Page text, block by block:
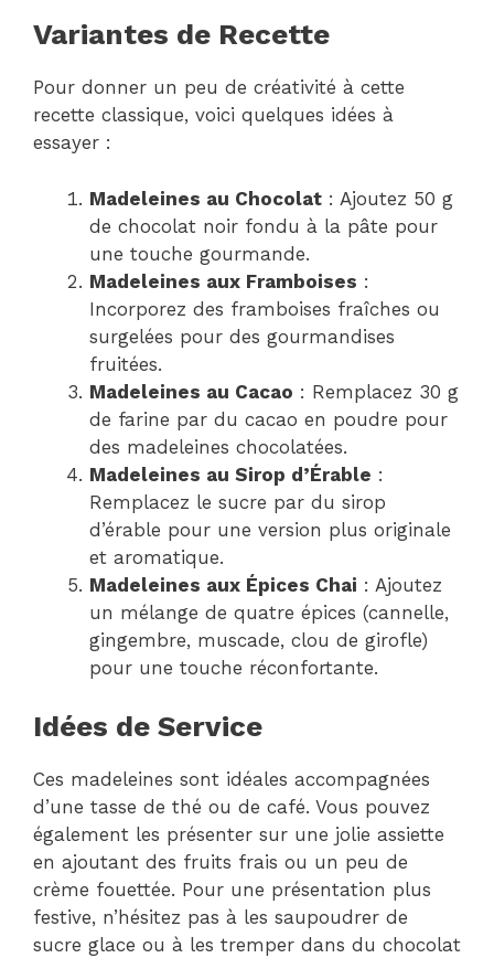
Variantes de Recette
Pour donner un peu de créativité à cette
recette classique, voici quelques idées à
essayer :
Madeleines au Chocolat : Ajoutez 50 g
de chocolat noir fondu à la pâte pour
une touche gourmande.
Madeleines aux Framboises :
Incorporez des framboises fraîches ou
surgelées pour des gourmandises
fruitées.
Madeleines au Cacao : Remplacez 30 g
de farine par du cacao en poudre pour
des madeleines chocolatées.
Madeleines au Sirop d’Érable :
Remplacez le sucre par du sirop
d’érable pour une version plus originale
et aromatique.
Madeleines aux Épices Chai : Ajoutez
un mélange de quatre épices (cannelle,
gingembre, muscade, clou de girofle)
pour une touche réconfortante.
Idées de Service
Ces madeleines sont idéales accompagnées
d’une tasse de thé ou de café. Vous pouvez
également les présenter sur une jolie assiette
en ajoutant des fruits frais ou un peu de
crème fouettée. Pour une présentation plus
festive, n’hésitez pas à les saupoudrer de
sucre glace ou à les tremper dans du chocolat